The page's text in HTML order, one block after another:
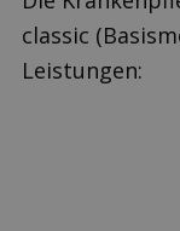
classic
Leistungen: